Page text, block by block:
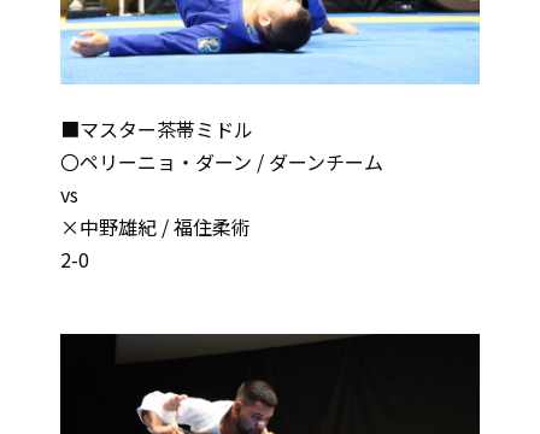
■マスター茶帯ミドル
〇ペリーニョ・ダーン / ダーンチーム
vs
×中野雄紀 / 福住柔術
2-0